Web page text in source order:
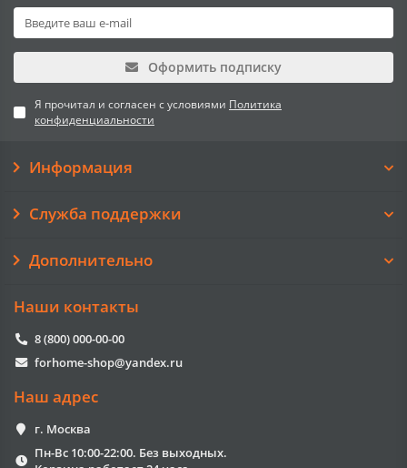
Оформить подписку
Я прочитал и согласен с условиями Политика
конфиденциальности
Информация
Служба поддержки
Дополнительно
Наши контакты
8 (800) 000-00-00
forhome-shop@yandex.ru
Наш адрес
г. Москва
Пн-Вс 10:00-22:00. Без выходных.